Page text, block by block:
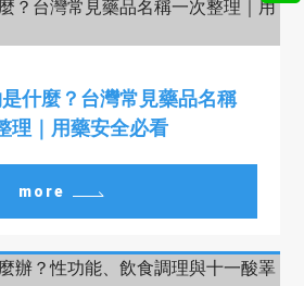
什麼？台灣常見藥品名稱
理｜用藥安全必看
more